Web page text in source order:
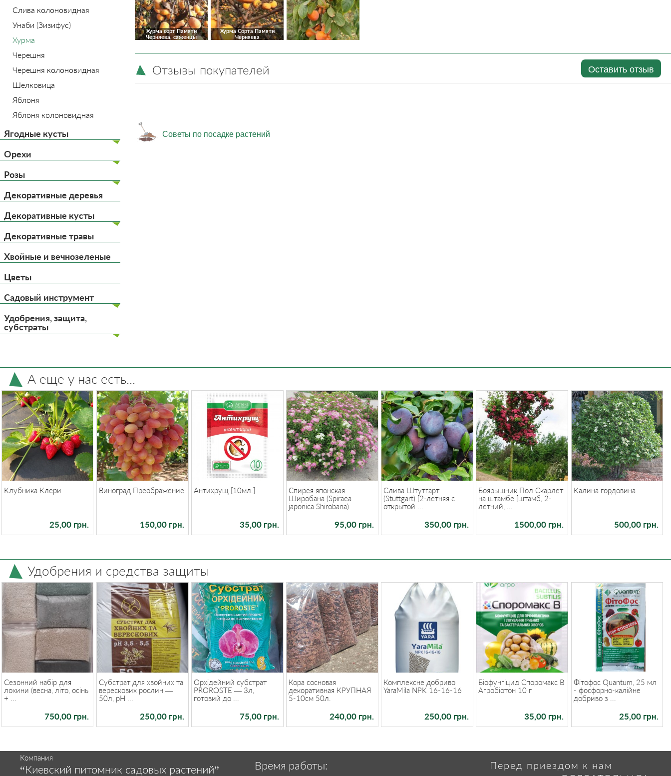
Слива колоновидная
Унаби (Зизифус)
Хурма
Черешня
Черешня колоновидная
Шелковица
Яблоня
Яблоня колоновидная
Ягодные кусты
Орехи
Розы
Декоративные деревья
Декоративные кусты
Декоративные травы
Хвойные и вечнозеленые
Цветы
Садовый инструмент
Удобрения, защита,
субстраты
Хурма сорт Памяти
Черняева, саженцы
Хурма Сорта Памяти
Черняева
Оставить отзыв
Отзывы покупателей
Советы по посадке растений
А еще у нас есть...
Клубника Клери
25,00 грн.
Виноград Преображение
150,00 грн.
Антихрущ [10мл.]
35,00 грн.
Спирея японская
Широбана (Spiraea
japonica Shirobana)
95,00 грн.
Слива Штутгарт
(Stuttgart) [2-летняя с
открытой ...
350,00 грн.
Боярышник Пол Скарлет
на штамбе [штамб, 2-
летний, ...
1500,00 грн.
Калина гордовина
500,00 грн.
Удобрения и средства защиты
Сезонний набір для
лохини (весна, літо, осінь
+ ...
750,00 грн.
Субстрат для хвойних та
верескових рослин —
50л, pH ...
250,00 грн.
Орхідейний субстрат
PROROSTE — 3л,
готовий до ...
75,00 грн.
Кора сосновая
декоративная КРУПНАЯ
5-10см 50л.
240,00 грн.
Комплексне добриво
YaraMila NPK 16-16-16
250,00 грн.
Біофунгіцид Споромакс В
Агробіотон 10 г
35,00 грн.
Фітофос Quantum, 25 мл
- фосфорно-калійне
добриво з ...
25,00 грн.
Компания
“Киевский питомник садовых растений” Время работы:
Перед приездом к нам